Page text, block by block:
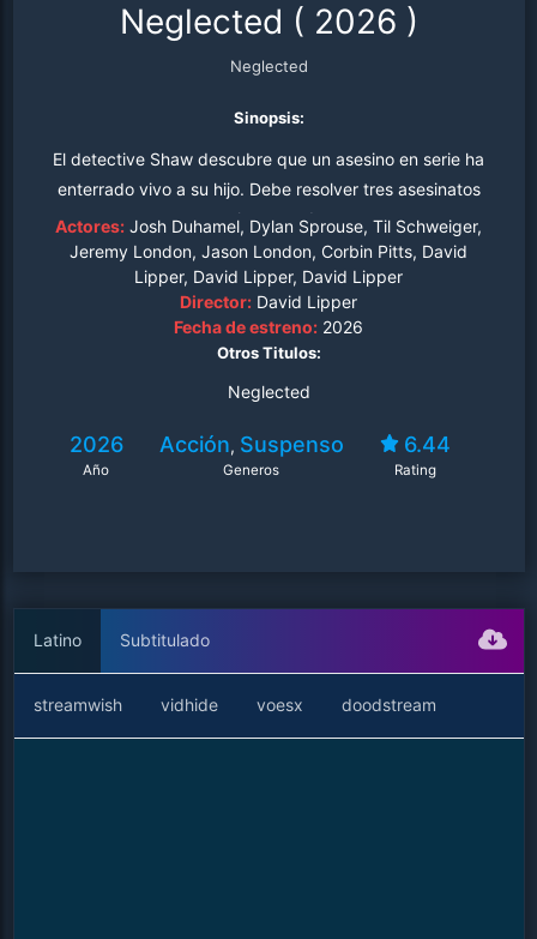
Neglected ( 2026 )
Neglected
Sinopsis:
El detective Shaw descubre que un asesino en serie ha
enterrado vivo a su hijo. Debe resolver tres asesinatos
para encontrarle antes de que muera.
Actores: Josh Duhamel, Dylan Sprouse, Til Schweiger,
Jeremy London, Jason London, Corbin Pitts, David
Lipper, David Lipper, David Lipper
Director: David Lipper
Fecha de estreno: 2026
Otros Titulos:
Neglected
2026
Año
Acción, Suspenso
Generos
6.44
Rating
Latino Subtitulado
streamwish vidhide voesx doodstream